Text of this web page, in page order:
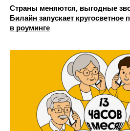
Страны меняются, выгодные
Билайн запускает кругосветное
в роуминге